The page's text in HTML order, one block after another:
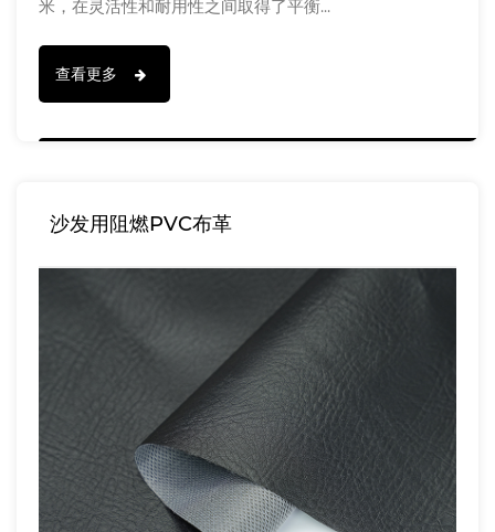
米，在灵活性和耐用性之间取得了平衡...
查看更多
沙发用阻燃PVC布革